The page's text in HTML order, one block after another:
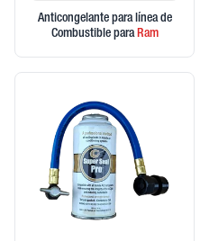
Anticongelante para línea de
Combustible paraRam